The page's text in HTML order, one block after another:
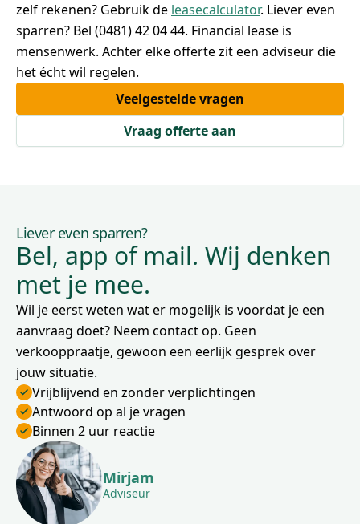
zelf rekenen? Gebruik de leasecalculator. Liever even
sparren? Bel (0481) 42 04 44. Financial lease is
mensenwerk. Achter elke offerte zit een adviseur die
het écht wil regelen.
Veelgestelde vragen
Vraag offerte aan
Liever even sparren?
Bel, app of mail. Wij denken
met je mee.
Wil je eerst weten wat er mogelijk is voordat je een
aanvraag doet? Neem contact op. Geen
verkooppraatje, gewoon een eerlijk gesprek over
jouw situatie.
Vrijblijvend en zonder verplichtingen
Antwoord op al je vragen
Binnen 2 uur reactie
Mirjam
Adviseur